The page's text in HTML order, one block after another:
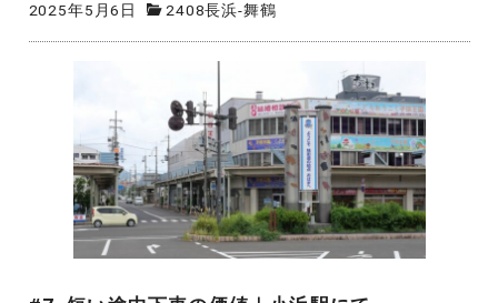
2025年5月6日 2408長浜-舞鶴